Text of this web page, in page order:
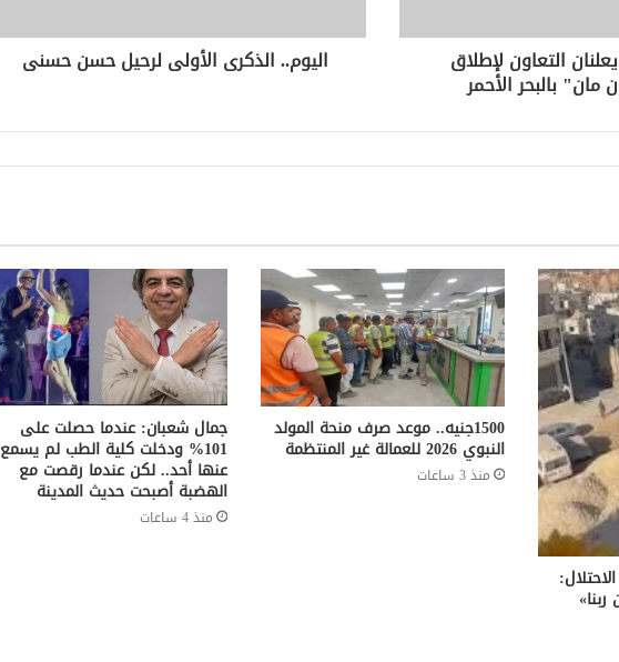
التعاون لإطلاق
بالبحر الأحمر
اليوم.. الذكرى الأولى لرحيل حسن حسنى
1500جنيه.. موعد صرف منحة المولد
النبوي 2026 للعمالة غير المنتظمة
منذ 3 ساعات
جمال شعبان: عندما حصلت على
101% ودخلت كلية الطب لم يسمع
عنها أحد.. لكن عندما رقصت مع
الهضبة أصبحت حديث المدينة
منذ 4 ساعات